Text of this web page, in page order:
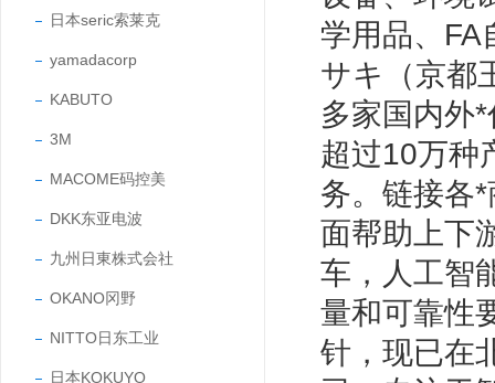
日本seric索莱克
yamadacorp
KABUTO
3M
MACOME码控美
DKK东亚电波
九州日東株式会社
OKANO冈野
NITTO日东工业
日本KOKUYO
学用品、FA
サキ（京都
多家国内外
超过10万种
务。链接各
面帮助上下
车，人工智
量和可靠性
针，现已在